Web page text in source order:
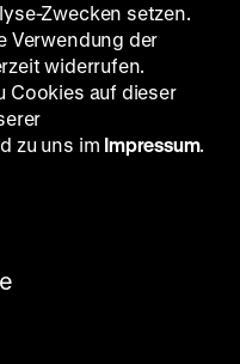
steht „Stuttgart
und den Verlust
sich Wiltrud Baier
und
von Gegnern
aller Erregung
im Vorspann Ennio
spielerische Ader und
bewahren. Längst
dann machten
massenmediale
Zwecken setzen.
Verwendung der
widerrufen.
Cookies auf dieser
zu uns im Impressum.